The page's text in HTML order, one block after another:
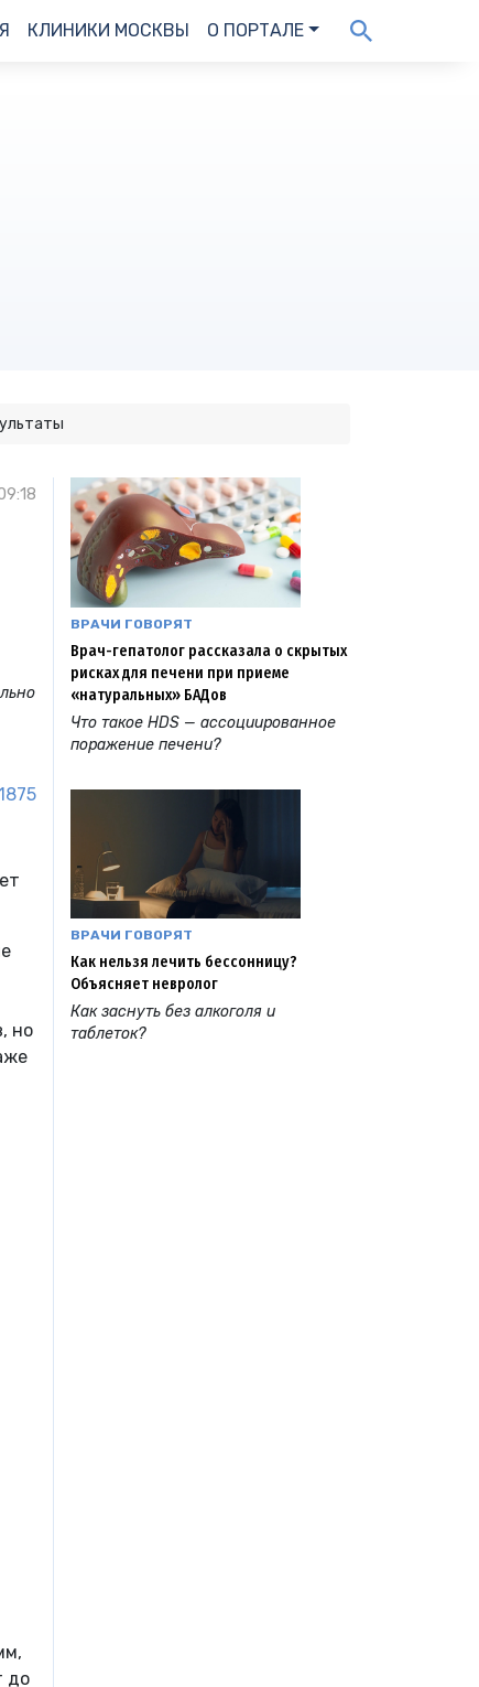
КЛИНИКИ МОСКВЫ О ПОРТАЛЕ
но
до
ВРАЧИ ГОВОРЯТ
Врач-гепатолог рассказала о скрытых
рисках для печени при приеме
«натуральных» БАДов
Что такое HDS — ассоциированное
поражение печени?
ВРАЧИ ГОВОРЯТ
Как нельзя лечить бессонницу?
Объясняет невролог
Как заснуть без алкоголя и
таблеток?